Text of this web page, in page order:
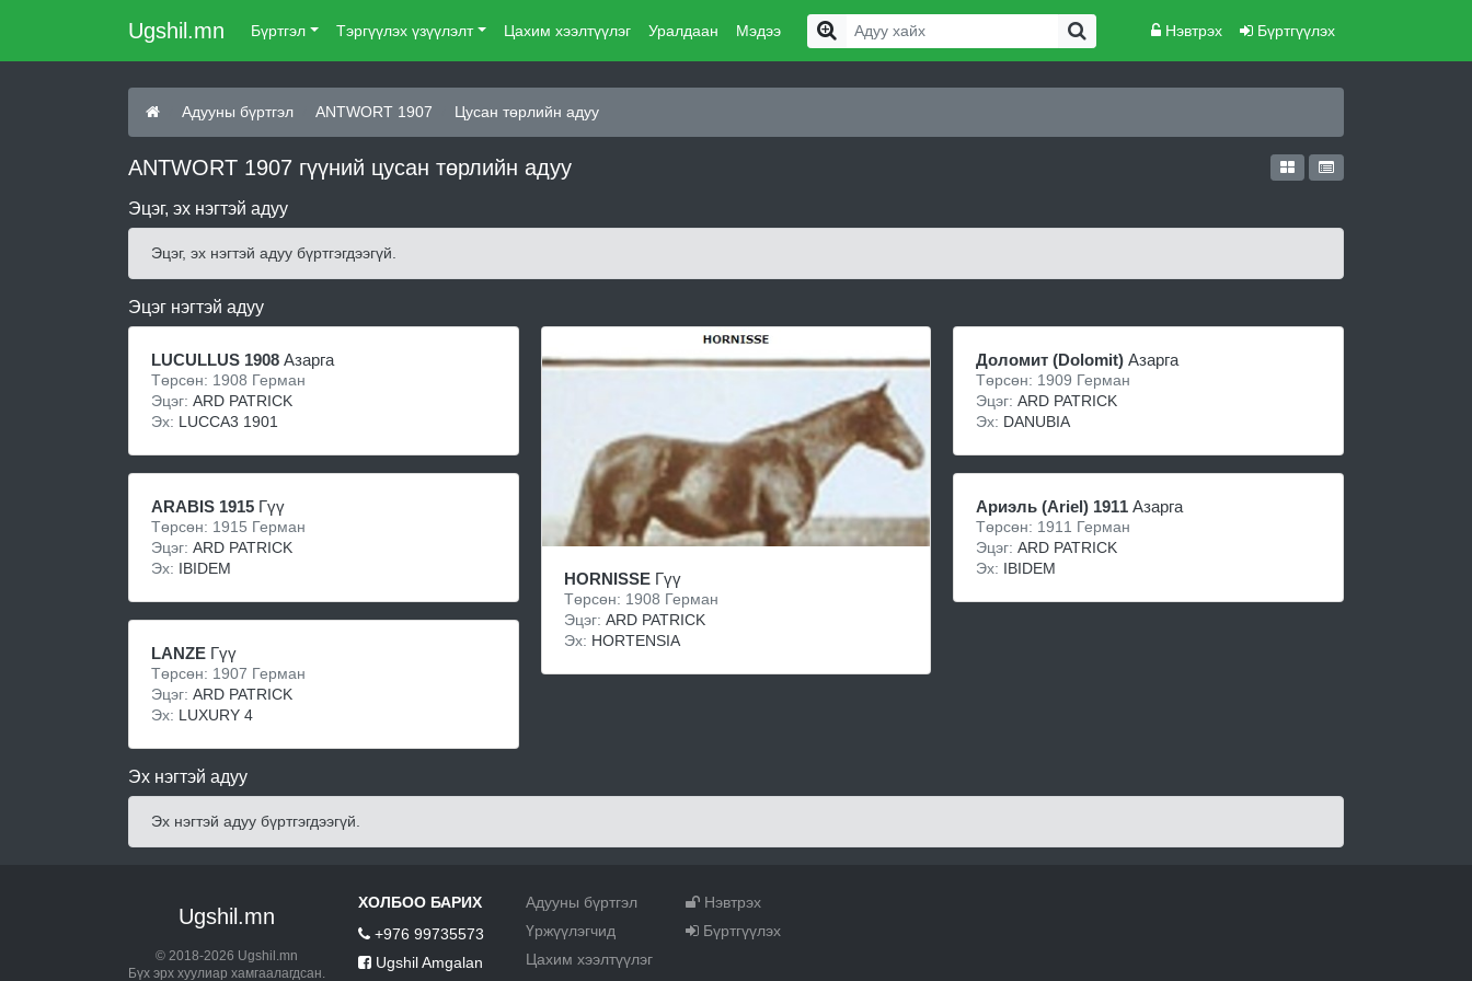
Ugshil.mn Бүртгэл Тэргүүлэх үзүүлэлт Цахим хээлтүүлэг Уралдаан Мэдээ Нэвтрэх Бүртгүүлэх
Адууны бүртгэл ANTWORT 1907 Цусан төрлийн адуу
ANTWORT 1907 гүүний цусан төрлийн адуу
Эцэг, эх нэгтэй адуу
Эцэг, эх нэгтэй адуу бүртгэгдээгүй.
Эцэг нэгтэй адуу
LUCULLUS 1908 Азарга
Төрсөн: 1908 Герман
Эцэг: ARD PATRICK
Эх: LUCCA3 1901
ARABIS 1915 Гүү
Төрсөн: 1915 Герман
Эцэг: ARD PATRICK
Эх: IBIDEM
LANZE Гүү
Төрсөн: 1907 Герман
Эцэг: ARD PATRICK
Эх: LUXURY 4
HORNISSEГүү
Төрсөн: 1908 Герман
Эцэг: ARD PATRICK
Эх: HORTENSIA
Доломит (Dolomit) Азарга
Төрсөн: 1909 Герман
Эцэг:ARD PATRICK
Эх: DANUBIA
Ариэль (Ariel) 1911 Азарга
Төрсөн: 1911 Герман
Эцэг:ARD PATRICK
Эх: IBIDEM
Эх нэгтэй адуу
Эх нэгтэй адуу бүртгэгдээгүй.
Ugshil.mn
© 2018-2026 Ugshil.mn
Бүх эрх хуулиар хамгаалагдсан.
ХОЛБОО БАРИХ
+976 99735573
Ugshil Amgalan
Адууны бүртгэл
Үржүүлэгчид
Цахим хээлтүүлэг
Нэвтрэх
Бүртгүүлэх